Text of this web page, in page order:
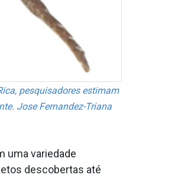
pesquisadores estimam
Jose Fernandez-Triana
uma variedade
descobertas até